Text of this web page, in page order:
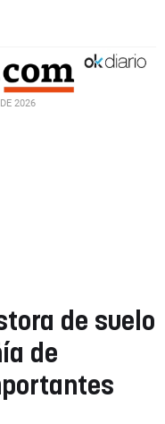
2026
de suelo
de